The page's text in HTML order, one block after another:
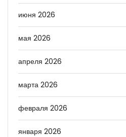
июня 2026
мая 2026
апреля 2026
марта 2026
февраля 2026
января 2026